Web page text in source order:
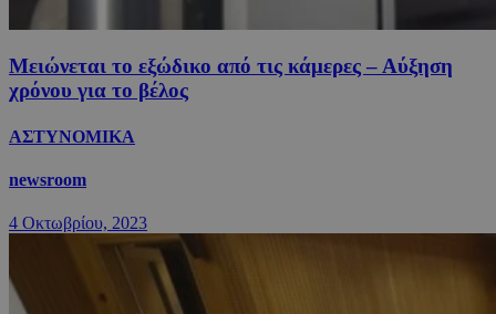
Μειώνεται το εξώδικο από τις κάμερες – Αύξηση
χρόνου για το βέλος
ΑΣΤΥΝΟΜΙΚΑ
newsroom
4 Οκτωβρίου, 2023